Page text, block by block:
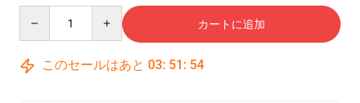
カートに追加
このセールはあと 03: 51 : 54